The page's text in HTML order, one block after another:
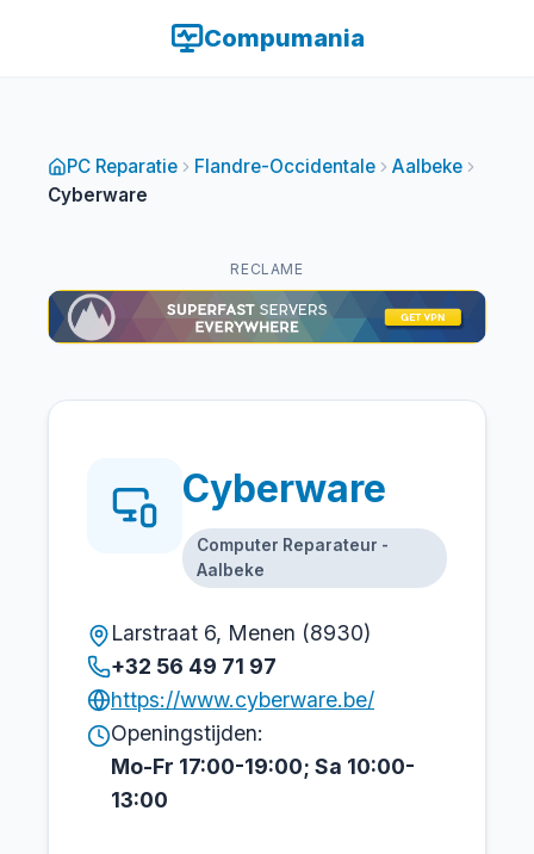
Compumania
PC Reparatie Flandre-Occidentale
Aalbeke
Cyberware
RECLAME
Cyberware
Computer Reparateur -
Aalbeke
Larstraat 6, Menen (8930)
+32 56 49 71 97
https://www.cyberware.be/
Openingstijden:
Mo-Fr 17:00-19:00; Sa 10:00-
13:00